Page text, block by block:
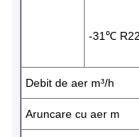
-31℃ R22
Debit de aer m³/h
Aruncare cu aer m